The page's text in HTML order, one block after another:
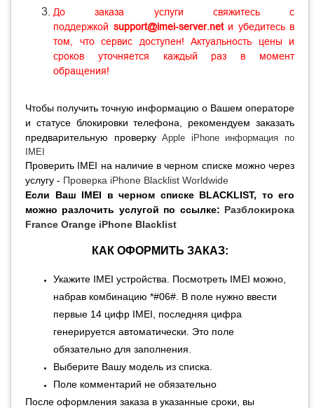
До заказа услуги свяжитесь с
поддержкой support@imei-server.netи убедитесь в
том, что сервис доступен! Актуальность цены и
сроков уточняется каждый раз в момент
обращения!
Чтобы получить точную информацию о Вашем операторе
и статусе блокировки телефона, рекомендуем заказать
предварительную проверкуApple iPhone информация по
IMEI
Проверить IMEI на наличие в черном списке можно через
услугу - Проверка iPhone Blacklist Worldwide
Если Ваш IMEI в черном списке BLACKLIST, то его
можно разлочить услугой по ссылке: Разблокирока
France Orange iPhone Blacklist
КАК ОФОРМИТЬ ЗАКАЗ:
Укажите IMEI устройства. Посмотреть IMEI можно,
набрав комбинацию *#06#. В поле нужно ввести
первые 14 цифр IMEI, последняя цифра
генерируется автоматически. Это поле
обязательно для заполнения.
Выберите Вашу модель из списка
Поле комментарий не обязательно
После оформления заказа в указанные сроки, вы